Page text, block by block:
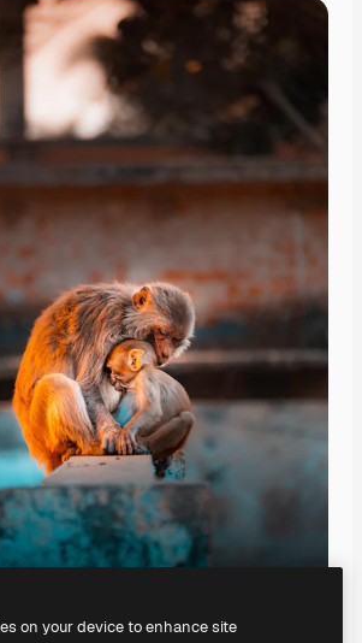
on your device to enhance site